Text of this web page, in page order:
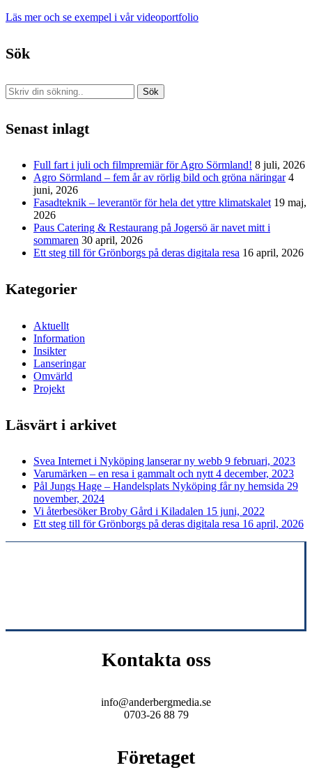
Läs mer och se exempel i vår videoportfolio
Sök
Sök
Senast inlagt
Full fart i juli och filmpremiär för Agro Sörmland! 8 juli, 2026
Agro Sörmland – fem år av rörlig bild och gröna näringar 4
juni, 2026
Fasadteknik – leverantör för hela det yttre klimatskalet 19 maj,
2026
Paus Catering & Restaurang på Jogersö är navet mitt i
sommaren 30 april, 2026
Ett steg till för Grönborgs på deras digitala resa 16 april, 2026
Kategorier
Aktuellt
Information
Insikter
Lanseringar
Omvärld
Projekt
Läsvärt i arkivet
Svea Internet i Nyköping lanserar ny webb 9 februari, 2023
Varumärken – en resa i gammalt och nytt 4 december, 2023
Pål Jungs Hage – Handelsplats Nyköping får ny hemsida 29
november, 2024
Vi återbesöker Broby Gård i Kiladalen 15 juni, 2022
Ett steg till för Grönborgs på deras digitala resa 16 april, 2026
Kontakta oss
info@anderbergmedia.se
0703-26 88 79
Företaget